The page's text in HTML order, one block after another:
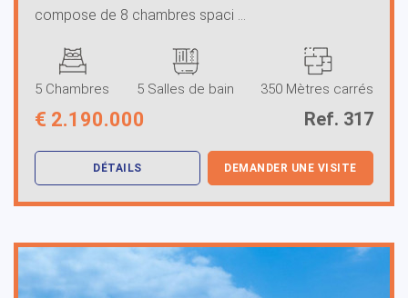
compose de 8 chambres spaci ...
5 Chambres 5 Salles de bain 350 Mètres carrés
€ 2.190.000 Ref. 317
DÉTAILS DEMANDER UNE VISITE